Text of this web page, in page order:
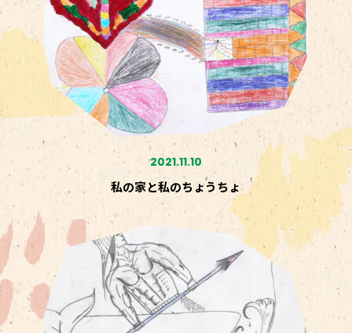
2021.11.10
私の家と私のちょうちょ